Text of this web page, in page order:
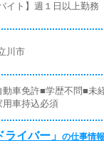
イト】週１日以上勤務
川市
動車免許■学歴不問■未
用車持込必須
ライバー」 の仕事情